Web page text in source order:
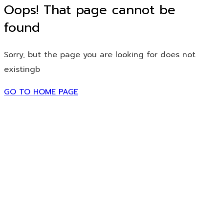
Oops! That page cannot be
found
Sorry, but the page you are looking for does not
existingb
GO TO HOME PAGE